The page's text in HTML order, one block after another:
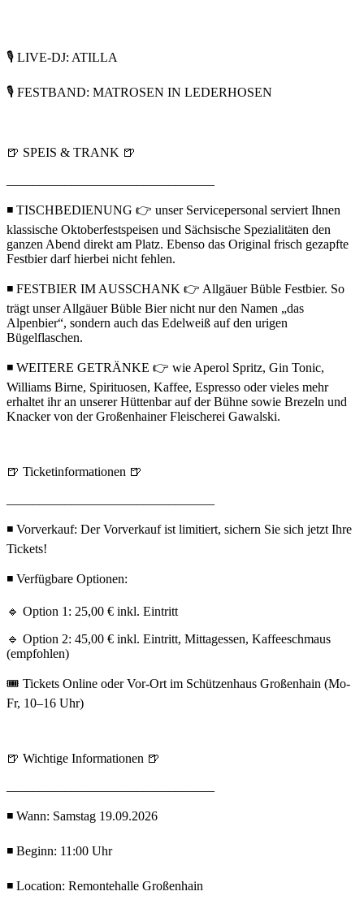
🎙️ LIVE-DJ: ATILLA
🎙️ FESTBAND: MATROSEN IN LEDERHOSEN
🍺 SPEIS & TRANK 🍺
◾ TISCHBEDIENUNG 👉 unser Servicepersonal serviert Ihnen
klassische Oktoberfestspeisen und Sächsische Spezialitäten den
ganzen Abend direkt am Platz. Ebenso das Original frisch gezapfte
Festbier darf hierbei nicht fehlen.
◾ FESTBIER IM AUSSCHANK 👉 Allgäuer Büble Festbier. So
trägt unser Allgäuer Büble Bier nicht nur den Namen „das
Alpenbier“, sondern auch das Edelweiß auf den urigen
Bügelflaschen.
◾ WEITERE GETRÄNKE 👉 wie Aperol Spritz, Gin Tonic,
Williams Birne, Spirituosen, Kaffee, Espresso oder vieles mehr
erhaltet ihr an unserer Hüttenbar auf der Bühne sowie Brezeln und
Knacker von der Großenhainer Fleischerei Gawalski.
🍺 Ticketinformationen 🍺
◾ Vorverkauf: Der Vorverkauf ist limitiert, sichern Sie sich jetzt Ihre
Tickets!
◾ Verfügbare Optionen:
🔹 Option 1: 25,00 € inkl. Eintritt
🔹 Option 2: 45,00 € inkl. Eintritt, Mittagessen, Kaffeeschmaus
(empfohlen)
🎟️ Tickets Online oder Vor-Ort im Schützenhaus Großenhain (Mo-
Fr, 10–16 Uhr)
🍺 Wichtige Informationen 🍺
◾ Wann: Samstag 19.09.2026
◾ Beginn: 11:00 Uhr
◾ Location: Remontehalle Großenhain